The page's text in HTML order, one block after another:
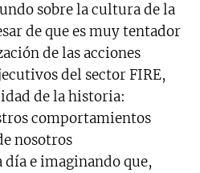
sobre la cultura de la
de que es muy tentador
de las acciones
del sector FIRE,
de la historia:
comportamientos
nosotros
e imaginando que,